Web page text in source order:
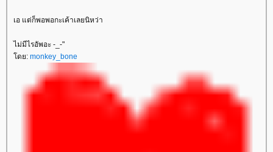
เอ แต่ก็พอพอกะเค้าเลยนิหว่า
ไม่มีไรอัพอะ -_-"
ดย: monkey_bone